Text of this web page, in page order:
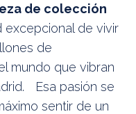
de colección
excepcional de vivir
de
mundo que vibran
Esa pasión se
sentir de un